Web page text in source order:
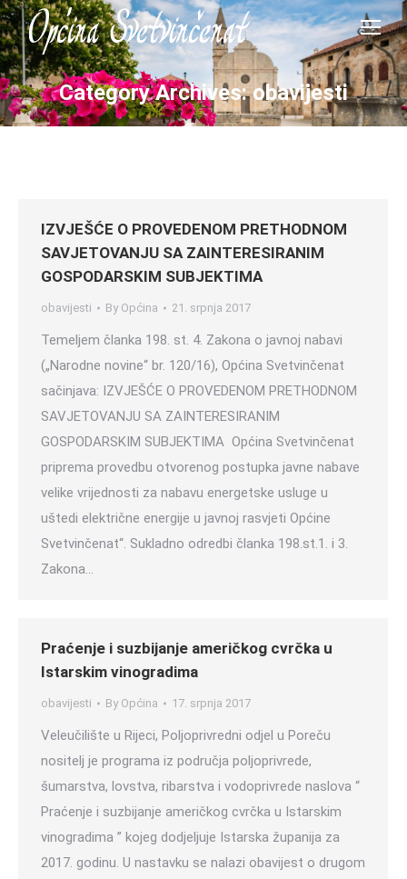
Category Archives:obavijesti
IZVJEŠĆE O PROVEDENOM PRETHODNOM
SAVJETOVANJU SA ZAINTERESIRANIM
GOSPODARSKIM SUBJEKTIMA
obavijesti By Općina 21. srpnja 2017
Temeljem članka 198. st. 4. Zakona o javnoj nabavi
(„Narodne novine“ br. 120/16), Općina Svetvinčenat
sačinjava: IZVJEŠĆE O PROVEDENOM PRETHODNOM
SAVJETOVANJU SA ZAINTERESIRANIM
GOSPODARSKIM SUBJEKTIMA Općina Svetvinčenat
priprema provedbu otvorenog postupka javne nabave
velike vrijednosti za nabavu energetske usluge u
uštedi električne energije u javnoj rasvjeti Općine
Svetvinčenat“. Sukladno odredbi članka 198.st.1. i 3.
Zakona…
Praćenje i suzbijanje američkog cvrčka u
Istarskim vinogradima
obavijesti By Općina 17. srpnja 2017
Veleučilište u Rijeci, Poljoprivredni odjel u Poreču
nositelj je programa iz područja poljoprivrede,
šumarstva, lovstva, ribarstva i vodoprivrede naslova “
Praćenje i suzbijanje američkog cvrčka u Istarskim
vinogradima ” kojeg dodjeljuje Istarska županija za
2017. godinu. U nastavku se nalazi obavijest o drugom